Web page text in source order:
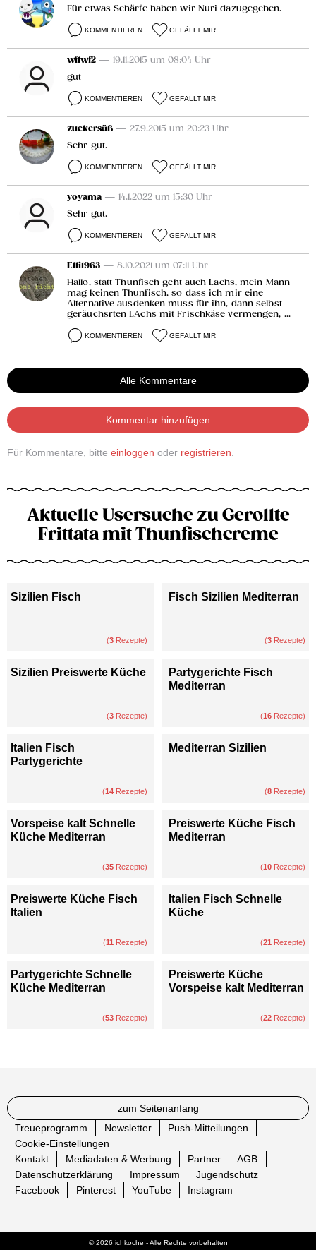
Für etwas Schärfe haben wir Nuri dazugegeben.
KOMMENTIEREN GEFÄLLT MIR
wf1wf2 — 19.11.2015 um 08:04 Uhr
gut
KOMMENTIEREN GEFÄLLT MIR
zuckersüß — 27.9.2015 um 20:23 Uhr
Sehr gut.
KOMMENTIEREN GEFÄLLT MIR
yoyama — 14.1.2022 um 15:30 Uhr
Sehr gut.
KOMMENTIEREN GEFÄLLT MIR
Elli1963 — 8.10.2021 um 07:11 Uhr
Hallo, statt Thunfisch geht auch Lachs, mein Mann
mag keinen Thunfisch, so dass ich mir eine
Alternative ausdenken muss für ihn, dann selbst
geräuchsrten LAchs mit Frischkäse vermengen, ...
KOMMENTIEREN GEFÄLLT MIR
Alle Kommentare
Kommentar hinzufügen
Für Kommentare, bitte einloggen oder registrieren
Aktuelle Usersuche zu Gerollte
Frittata mit Thunfischcreme
Sizilien Fisch
(3 Rezepte)
Fisch Sizilien Mediterran
(3 Rezepte)
Sizilien Preiswerte Küche
(3 Rezepte)
Partygerichte Fisch
Mediterran
(16 Rezepte)
Italien Fisch
Partygerichte
(14 Rezepte)
Mediterran Sizilien
(8 Rezepte)
Vorspeise kalt Schnelle
Küche Mediterran
(35 Rezepte)
Preiswerte Küche Fisch
Mediterran
(10 Rezepte)
Preiswerte Küche Fisch
Italien
(11 Rezepte)
Italien Fisch Schnelle
Küche
(21 Rezepte)
Partygerichte Schnelle
Küche Mediterran
(53 Rezepte)
Preiswerte Küche
Vorspeise kalt Mediterran
(22 Rezepte)
zum Seitenanfang
Treueprogramm
Newsletter
Push-Mitteilungen
Cookie-Einstellungen
Kontakt
Mediadaten & Werbung Partner
AGB
Datenschutzerklärung
Impressum
Jugendschutz
Facebook
Pinterest YouTube Instagram
© 2026 ichkoche - Alle Rechte vorbehalten